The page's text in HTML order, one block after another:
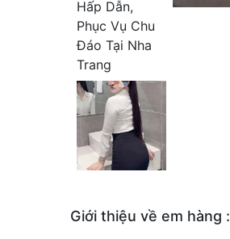
Giới thiệu về em hàng :